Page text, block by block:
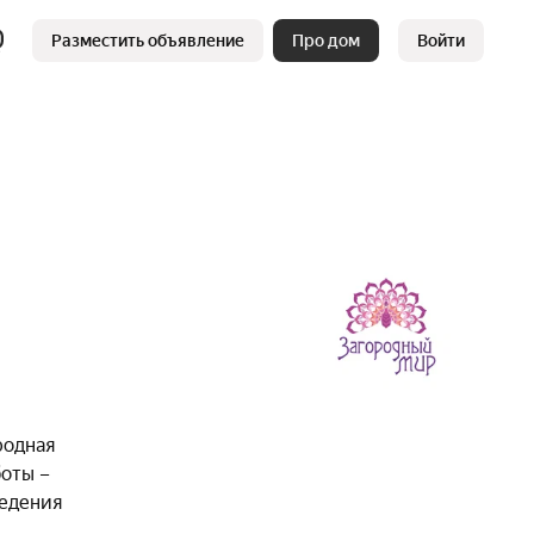
Разместить объявление Про дом Войти
–